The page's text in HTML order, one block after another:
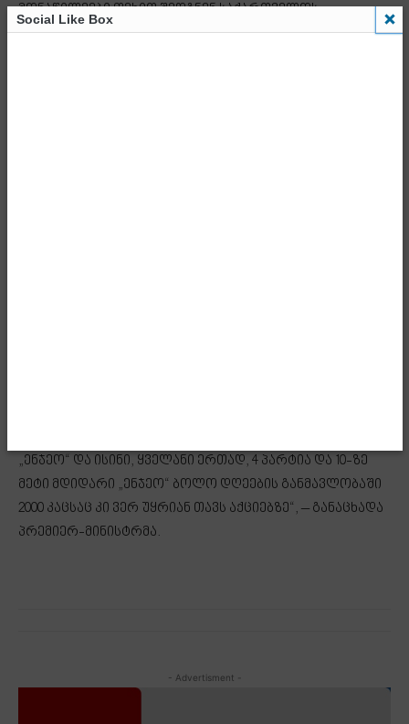
მონაწილეები ფეხით შედგნენ საქართველოს
ეროვნული საფეხბურთო ნაკრების მაისურს,
„ენჯეო“ და ისინი, ყველანი ერთად, 4 პარტია და 10-ზე
მეტი მდიდარი „ენჯეო“ ბოლო დღეების განმავლობაში
2000 კაცსაც კი ვერ უყრიან თავს აქციებზე“, – განაცხადა
პრემიერ-მინისტრმა.
- Advertisment -
Social Like Box